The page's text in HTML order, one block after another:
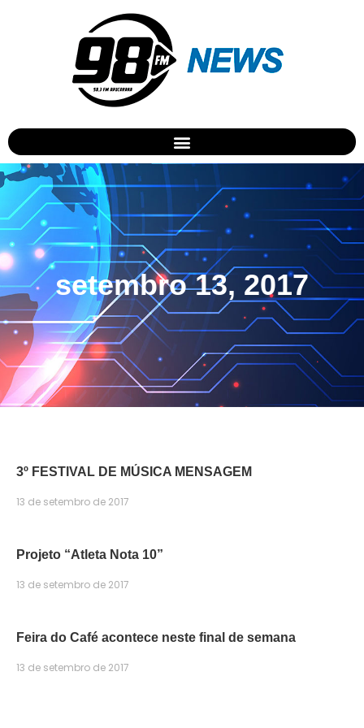
setembro 13, 2017
3º FESTIVAL DE MÚSICA MENSAGEM
13 de setembro de 2017
Projeto “Atleta Nota 10”
13 de setembro de 2017
Feira do Café acontece neste final de semana
13 de setembro de 2017